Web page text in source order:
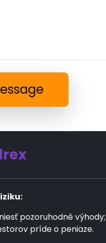
pozoruhodné
príde o peniaze.